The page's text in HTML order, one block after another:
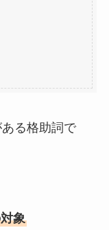
る格助詞で
象